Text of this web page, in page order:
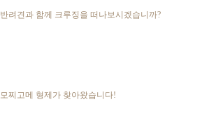
반려견과 함께 크루징을 떠나보시겠습니까?
모찌고메 형제가 찾아왔습니다!